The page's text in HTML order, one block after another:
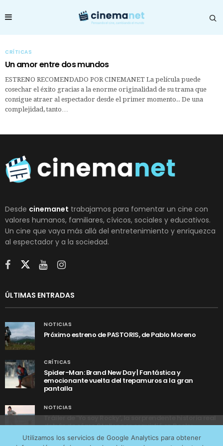
CRÍTICAS
Un amor entre dos mundos
ESTRENO RECOMENDADO POR CINEMANET La película puede
cosechar el éxito gracias a la enorme originalidad de su trama que
consigue atraer al espectador desde el primer momento.. De una
complejidad, tanto…
Desde cinemanet trabajamos para fomentar un cine con
valores humanos, familiares, cívicos, sociales y educativos.
Un cine que vaya más allá del entretenimiento y enriquezca
al espectador y a la sociedad.
ÚLTIMAS ENTRADAS
NOTICIAS
Próximo estreno de PASTORIS, de Pablo Moreno
CRÍTICAS
Spider-Man: Brand New Day | Fantástica y
emocionante vuelta del trepamuros a la gran
pantalla
NOTICIAS
Tráiler de ‘Yo soy Rocky’, la sorprendente historia real
detrás de cómo Stallone se convirtió en Rocky
Utilizamos los servicios de Google Analytics para obtener
tráfico web que recibimos y conocer los servicios que